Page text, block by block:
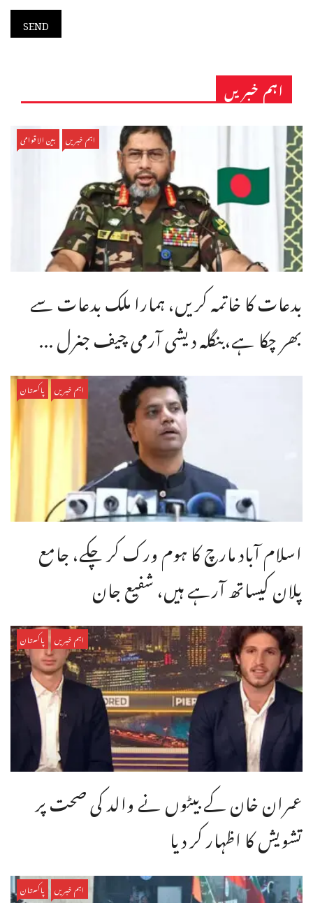
اہم خبریں
اہم خبریں بین الاقوامی
بدعات کا خاتمہ کریں، ہمارا ملک بدعات سے
بھر چکا ہے،بنگله دیشی آرمی چیف جنرل ...
اہم خبریں پاکستان
اسلام آباد مارچ کا ہوم ورک کر چکے، جامع
پلان کیساتھ آرہے ہیں، شفیع جان
اہم خبریں پاکستان
عمران خان کے بیٹوں نے والد کی صحت پر
تشویش کا اظہار کر دیا
اہم خبریں پاکستان